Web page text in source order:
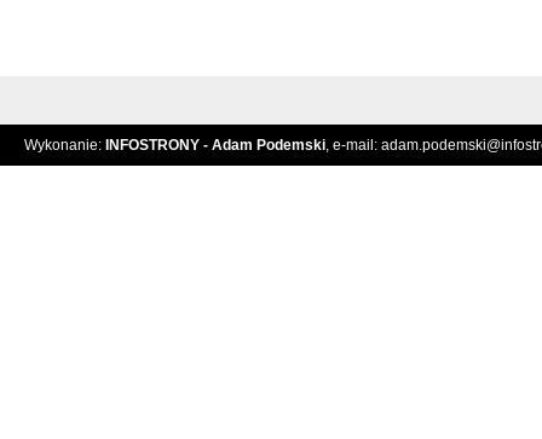
Wykonanie: INFOSTRONY - Adam Podemski, e-mail: